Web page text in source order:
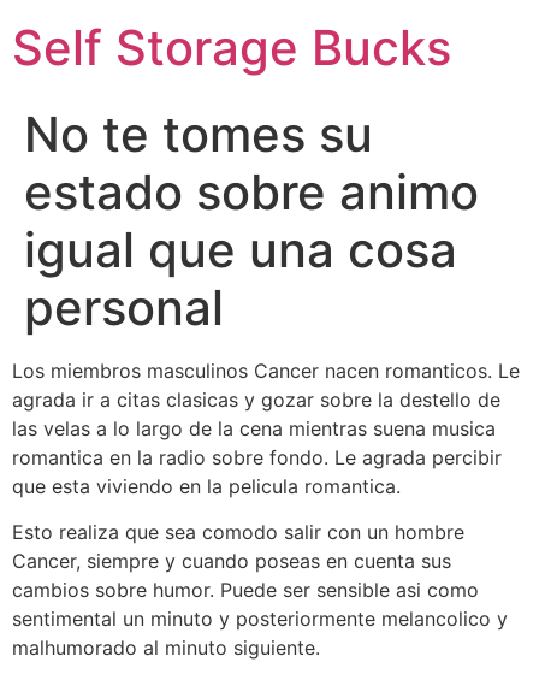
Self Storage Bucks
No te tomes su
estado sobre animo
igual que una cosa
personal
Los miembros masculinos Cancer nacen romanticos. Le
agrada ir a citas clasicas y gozar sobre la destello de
las velas a lo largo de la cena mientras suena musica
romantica en la radio sobre fondo. Le agrada percibir
que esta viviendo en la pelicula romantica.
Esto realiza que sea comodo salir con un hombre
Cancer, siempre y cuando poseas en cuenta sus
cambios sobre humor. Puede ser sensible asi­ como
sentimental un minuto y posteriormente melancolico y
malhumorado al minuto siguiente.